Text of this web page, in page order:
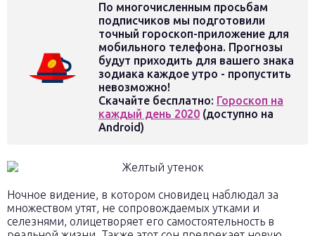
По многочисленным просьбам
подписчиков мы подготовили
точный гороскоп-приложение для
мобильного телефона. Прогнозы
будут приходить для вашего знака
зодиака каждое утро - пропустить
невозможно!
Скачайте бесплатно: Гороскоп на
каждый день 2020 (доступно на
Android)
Ночное видение, в котором сновидец наблюдал за
множеством утят, не сопровождаемых утками и
селезнями, олицетворяет его самостоятельность в